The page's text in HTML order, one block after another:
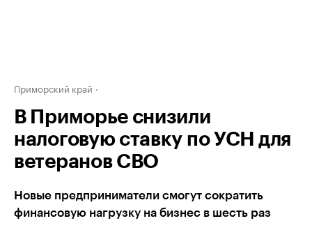
Приморский край
В Приморье снизили
налоговую ставку по УСН для
ветеранов СВО
Новые предприниматели смогут сократить
финансовую нагрузку на бизнес в шесть раз